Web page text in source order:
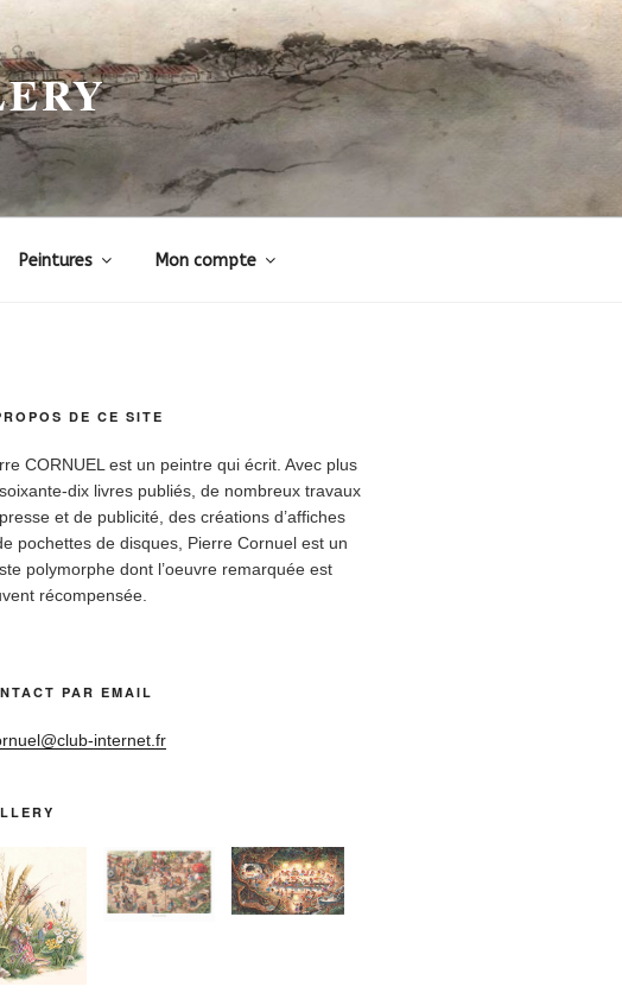
Peintures Mon compte
DE CE SITE
CORNUEL est un peintre qui écrit. Avec plus
dix livres publiés, de nombreux travaux
et de publicité, des créations d’affiches
pochettes de disques, Pierre Cornuel est un
polymorphe dont l’oeuvre remarquée est
récompensée.
PAR EMAIL
internet.fr